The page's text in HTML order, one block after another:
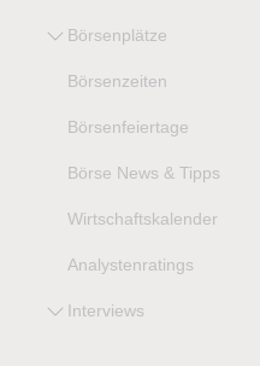
Börsenplätze
Börsenzeiten
Börsenfeiertage
Börse News & Tipps
Wirtschaftskalender
Analystenratings
Interviews